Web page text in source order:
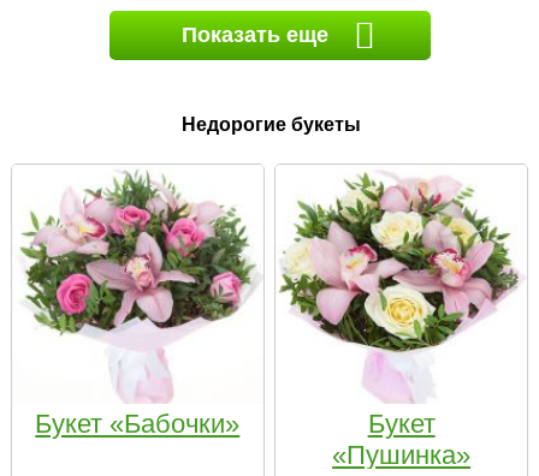
Показать еще
Недорогие букеты
Букет «Бабочки»
Букет
«Пушинка»